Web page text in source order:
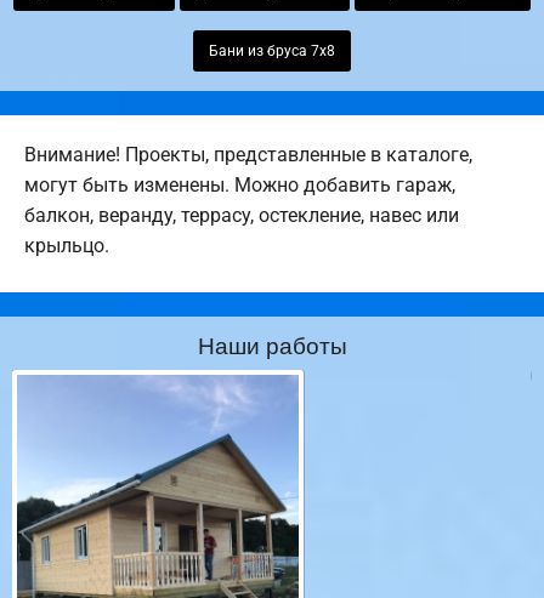
Бани из бруса 7х8
Внимание! Проекты, представленные в каталоге,
могут быть изменены. Можно добавить гараж,
балкон, веранду, террасу, остекление, навес или
крыльцо.
Наши работы